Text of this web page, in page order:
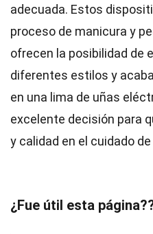
adecuada. Estos
proceso de manicura y
ofrecen la posibilidad de
diferentes estilos y
en una lima de uñas
excelente decisión para
y calidad en el cuidado
¿Fue útil esta